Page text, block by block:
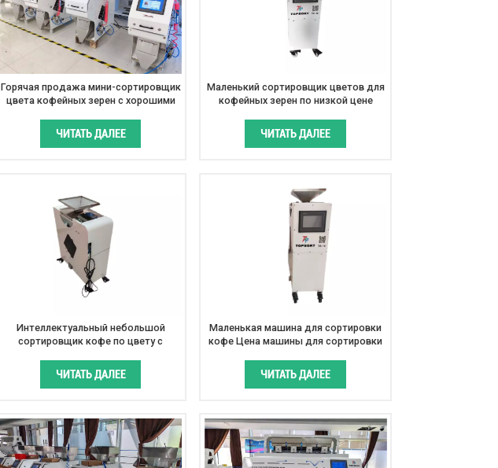
Горячая продажа мини-сортировщик
цвета кофейных зерен с хорошими
ЧИТАТЬ ДАЛЕЕ
Маленький сортировщик цветов для
кофейных зерен по низкой цене
ЧИТАТЬ ДАЛЕЕ
Интеллектуальный небольшой
сортировщик кофе по цвету с
интеллекта. Оптическая
сортировочная установка.
ЧИТАТЬ ДАЛЕЕ
Маленькая машина для сортировки
кофе Цена машины для сортировки
ЧИТАТЬ ДАЛЕЕ